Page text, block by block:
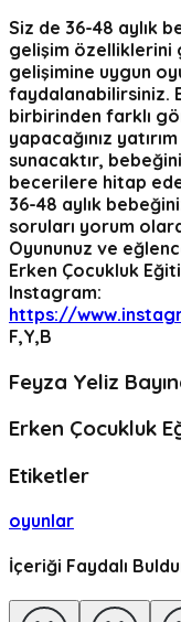
Siz de 36-48 aylık
gelişim özelliklerini
gelişimine uygun
faydalanabilirsiniz.
birbirinden farklı
yapacağınız
sunacaktır,
becerilere hitap
36-48 aylık
soruları yorum
Oyununuz ve
Erken Çocukluk
Instagram:
https://
F,Y,B
Feyza Yeliz
Erken Çocukluk
Etiketler
oyunlar
İçeriği Faydalı